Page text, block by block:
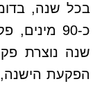
בכל שנה,
כ-90
שנה נוצרת
הפקעת